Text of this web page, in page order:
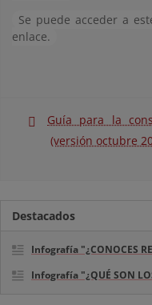
Se puede acceder a
enlace.
Guía para la
(versión octubre
Destacados
Infografía "¿CONOCES
Infografía "¿QUÉ SON